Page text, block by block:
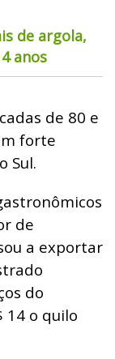
de argola,
anos
de 80 e
forte
Sul.
de
a exportar
do
14 o quilo